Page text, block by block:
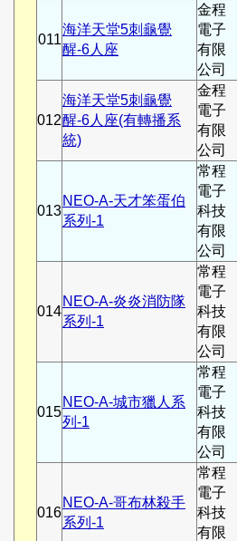
011
海洋天堂5刺龜覺
醒-6人座
金程
電子
有限
公司
012
海洋天堂5刺龜覺
醒-6人座(有轉播系
統)
金程
電子
有限
公司
013
NEO-A-天才笨蛋伯
系列-1
常程
電子
科技
有限
公司
014
NEO-A-炎炎消防隊
系列-1
常程
電子
科技
有限
公司
015
NEO-A-城市獵人系
列-1
常程
電子
科技
有限
公司
016
NEO-A-哥布林殺手
系列-1
常程
電子
科技
有限